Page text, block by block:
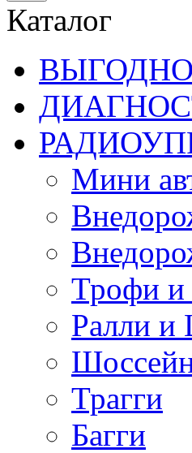
Каталог
Мини
Трофи и
Ралли и
Трагги
Багги